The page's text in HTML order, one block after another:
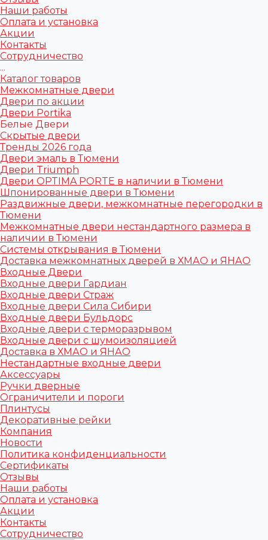
Наши работы
Оплата и установка
Акции
Контакты
Сотрудничество
...
Каталог товаров
Межкомнатные двери
Двери по акции
Двери Portika
Белые Двери
Скрытые двери
Тренды 2026 года
Двери эмаль в Тюмени
Двери Triumph
Двери OPTIMA PORTE в наличии в Тюмени
Шпонированные двери в Тюмени
Раздвижные двери, межкомнатные перегородки в
Тюмени
Межкомнатные двери нестандартного размера в
наличии в Тюмени
Системы открывания в Тюмени
Доставка межкомнатных дверей в ХМАО и ЯНАО
Входные Двери
Входные двери Гардиан
Входные двери Страж
Входные двери Сила Сибири
Входные двери Бульдорс
Входные двери с терморазрывом
Входные двери с шумоизоляцией
Доставка в ХМАО и ЯНАО
Нестандартные входные двери
Аксессуары
Ручки дверные
Ограничители и пороги
Плинтусы
Декоративные рейки
Компания
Новости
Политика конфиденциальности
Сертификаты
Отзывы
Наши работы
Оплата и установка
Акции
Контакты
Сотрудничество